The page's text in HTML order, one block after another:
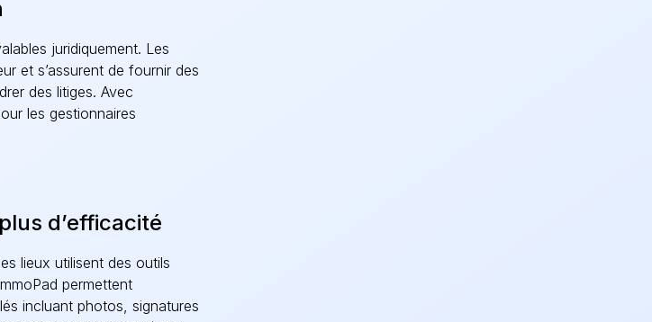
juridiquement. Les
et s’assurent de fournir des
des litiges. Avec
les gestionnaires
d’efficacité
lieux utilisent des outils
permettent
incluant photos, signatures